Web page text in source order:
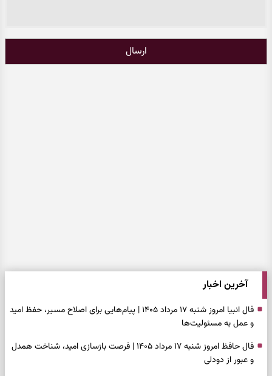
ارسال
آخرین اخبار
فال انبیا امروز شنبه ۱۷ مرداد ۱۴۰۵ | پیام‌هایی برای اصلاح مسیر، حفظ امید
و عمل به مسئولیت‌ها
فال حافظ امروز شنبه ۱۷ مرداد ۱۴۰۵ | فرصت بازسازی امید، شناخت همدل
و عبور از دودلی